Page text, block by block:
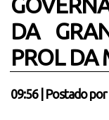
DA
PROL DA
09:56| Postado por